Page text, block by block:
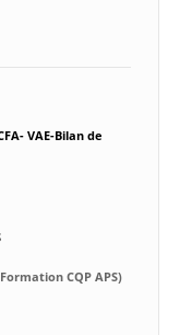
VAE-Bilan de
CQP APS)